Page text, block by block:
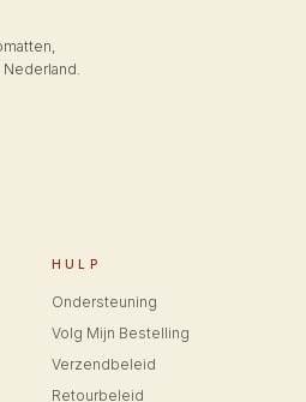
HULP
Ondersteuning
Volg Mijn Bestelling
Verzendbeleid
Retourbeleid